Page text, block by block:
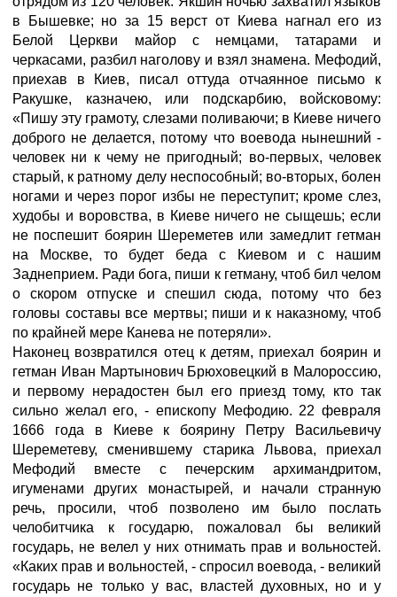
в Бышевке; но за 15 верст от Киева нагнал его из
Белой Церкви майор с немцами, татарами и
черкасами, разбил наголову и взял знамена. Мефодий,
приехав в Киев, писал оттуда отчаянное письмо к
Ракушке, казначею, или подскарбию, войсковому:
«Пишу эту грамоту, слезами поливаючи; в Киеве ничего
доброго не делается, потому что воевода нынешний -
человек ни к чему не пригодный; во-первых, человек
старый, к ратному делу неспособный; во-вторых, болен
ногами и через порог избы не переступит; кроме слез,
худобы и воровства, в Киеве ничего не сыщешь; если
не поспешит боярин Шереметев или замедлит гетман
на Москве, то будет беда с Киевом и с нашим
Заднеприем. Ради бога, пиши к гетману, чтоб бил челом
о скором отпуске и спешил сюда, потому что без
головы составы все мертвы; пиши и к наказному, чтоб
по крайней мере Канева не потеряли».
Наконец возвратился отец к детям, приехал боярин и
гетман Иван Мартынович Брюховецкий в Малороссию,
и первому нерадостен был его приезд тому, кто так
сильно желал его, - епископу Мефодию. 22 февраля
1666 года в Киеве к боярину Петру Васильевичу
Шереметеву, сменившему старика Львова, приехал
Мефодий вместе с печерским архимандритом,
игуменами других монастырей, и начали странную
речь, просили, чтоб позволено им было послать
челобитчика к государю, пожаловал бы великий
государь, не велел у них отнимать прав и вольностей.
«Каких прав и вольностей, - спросил воевода, - великий
государь не только у вас, властей духовных, но и у